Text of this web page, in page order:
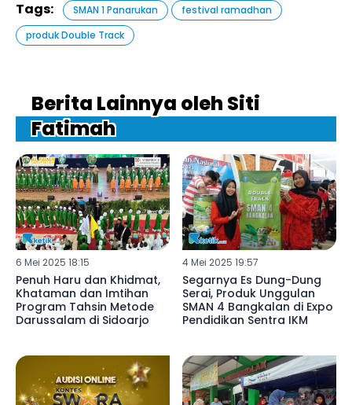
Tags: SMAN 1 Panarukan
festival ramadhan
produk Double Track
Berita Lainnya oleh Siti
Fatimah
6 Mei 2025 18:15
Penuh Haru dan Khidmat,
Khataman dan Imtihan
Program Tahsin Metode
Darussalam di Sidoarjo
4 Mei 2025 19:57
Segarnya Es Dung-Dung
Serai, Produk Unggulan
SMAN 4 Bangkalan di Expo
Pendidikan Sentra IKM